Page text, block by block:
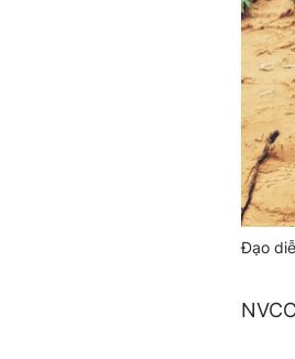
Đạo
NVCC